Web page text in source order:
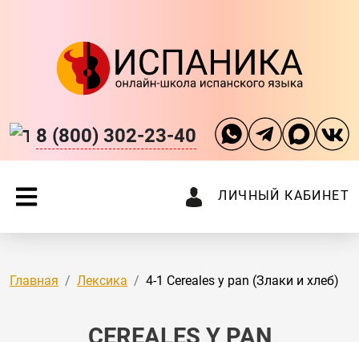
8 (800) 302-23-40
ЛИЧНЫЙ КАБИНЕТ
Главная Лексика 4-1 Cereales y pan (Злаки и хлеб)
CEREALES Y PAN